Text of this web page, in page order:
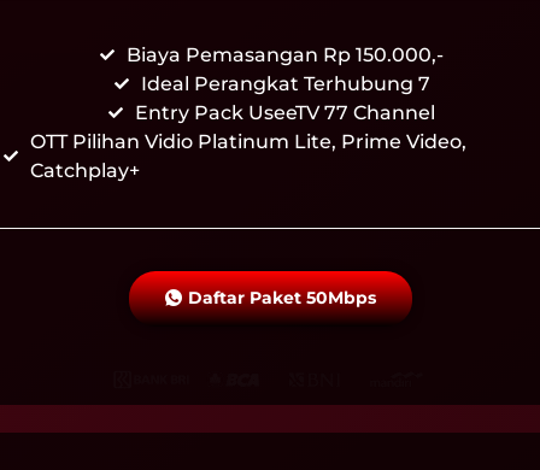
Biaya Pemasangan Rp 150.000,-
Ideal Perangkat Terhubung 7
Entry Pack UseeTV 77 Channel
OTT Pilihan Vidio Platinum Lite, Prime Video,
Catchplay+
Daftar Paket 50Mbps